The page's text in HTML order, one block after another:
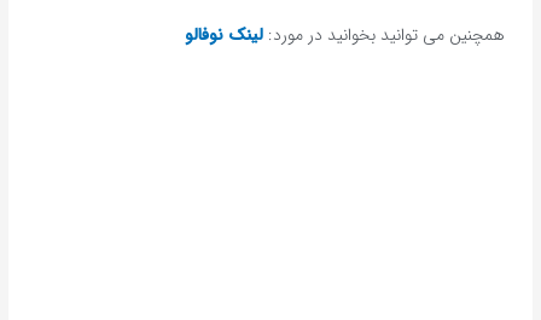
همچنین می توانید بخوانید در مورد: لینک نوفالو